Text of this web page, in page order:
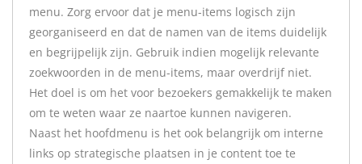
menu. Zorg ervoor dat je menu-items logisch zijn
georganiseerd en dat de namen van de items duidelijk
en begrijpelijk zijn. Gebruik indien mogelijk relevante
zoekwoorden in de menu-items, maar overdrijf niet.
Het doel is om het voor bezoekers gemakkelijk te maken
om te weten waar ze naartoe kunnen navigeren.
Naast het hoofdmenu is het ook belangrijk om interne
links op strategische plaatsen in je content toe te